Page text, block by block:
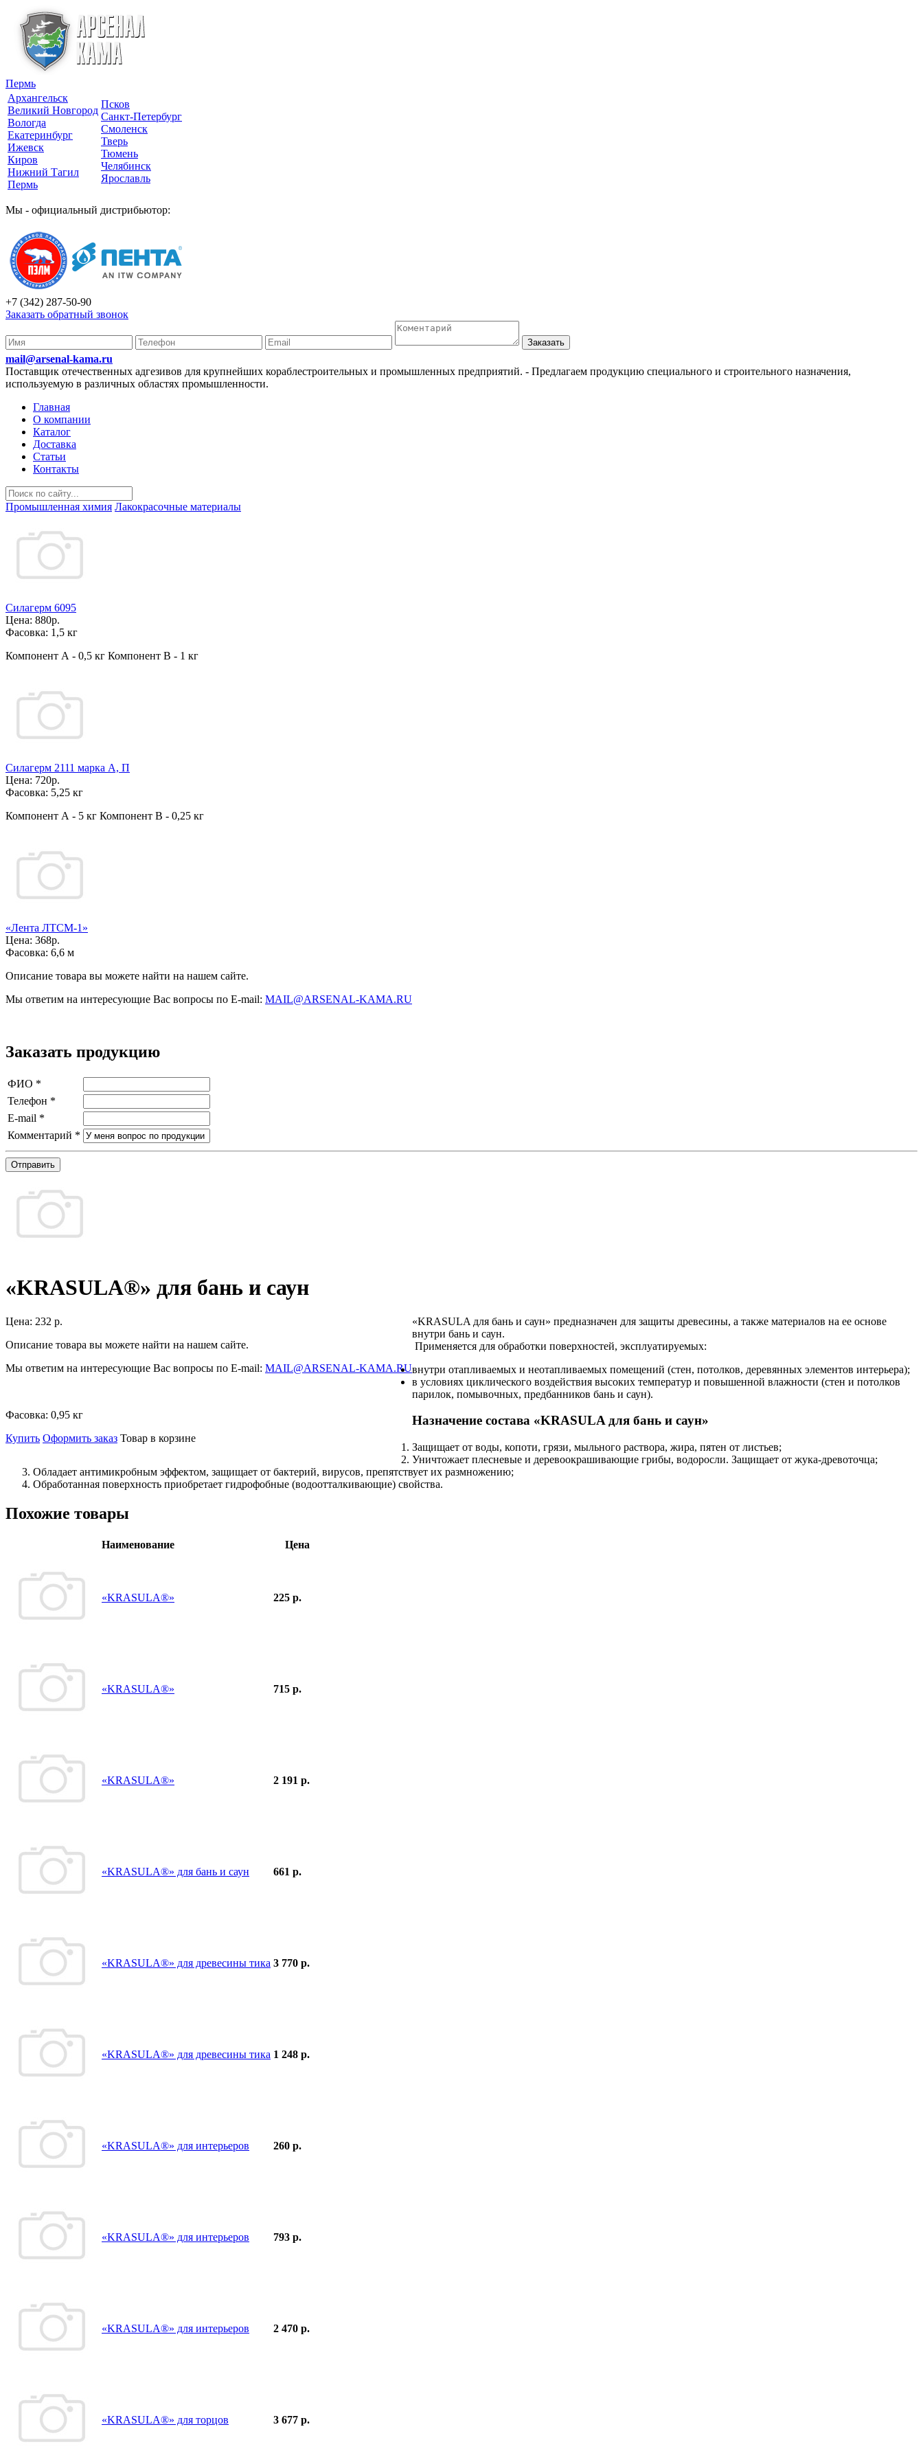
Пермь
Архангельск
Великий Новгород
Вологда
Екатеринбург
Ижевск
Киров
Нижний Тагил
Пермь
Псков
Санкт-Петербург
Смоленск
Тверь
Тюмень
Челябинск
Ярославль
Мы - официальный дистрибьютор:
+7 (342) 287-50-90
Заказать обратный звонок
Заказать
mail@arsenal-kama.ru
Поставщик отечественных адгезивов для крупнейших кораблестроительных и промышленных предприятий. - Предлагаем продукцию специального и строительного назначения,
используемую в различных областях промышленности.
Главная
О компании
Каталог
Доставка
Статьи
Контакты
Промышленная химия Лакокрасочные материалы
Силагерм 6095
Цена: 880р.
Фасовка: 1,5 кг
Компонент А - 0,5 кг Компонент В - 1 кг
Силагерм 2111 марка А, П
Цена: 720р.
Фасовка: 5,25 кг
Компонент А - 5 кг Компонент В - 0,25 кг
«Лента ЛТСМ-1»
Цена: 368р.
Фасовка: 6,6 м
Описание товара вы можете найти на нашем сайте.
Мы ответим на интересующие Вас вопросы по E-mail: MAIL@ARSENAL-KAMA.RU
Заказать продукцию
ФИО *
Телефон *
E-mail *
Комментарий *
Отправить
«KRASULA®» для бань и саун
Цена: 232 р.
Описание товара вы можете найти на нашем сайте.
Мы ответим на интересующие Вас вопросы по E-mail: MAIL@ARSENAL-KAMA.RU
Фасовка: 0,95 кг
Купить Оформить заказ Товар в корзине
«KRASULA для бань и саун» предназначен для защиты древесины, а также материалов на ее основе
внутри бань и саун.
Применяется для обработки поверхностей, эксплуатируемых:
внутри отапливаемых и неотапливаемых помещений (стен, потолков, деревянных элементов интерьера);
в условиях циклического воздействия высоких температур и повышенной влажности (стен и потолков
парилок, помывочных, предбанников бань и саун).
Назначение состава «KRASULA для бань и саун»
Защищает от воды, копоти, грязи, мыльного раствора, жира, пятен от листьев;
Уничтожает плесневые и деревоокрашивающие грибы, водоросли. Защищает от жука-древоточца;
Обладает антимикробным эффектом, защищает от бактерий, вирусов, препятствует их размножению;
Обработанная поверхность приобретает гидрофобные (водоотталкивающие) свойства.
Похожие товары
Наименование Цена
«KRASULA®» 225 р.
«KRASULA®» 715 р.
«KRASULA®» 2 191 р.
«KRASULA®» для бань и саун 661 р.
«KRASULA®» для древесины тика 3 770 р.
«KRASULA®» для древесины тика 1 248 р.
«KRASULA®» для интерьеров 260 р.
«KRASULA®» для интерьеров 793 р.
«KRASULA®» для интерьеров 2 470 р.
«KRASULA®» для торцов 3 677 р.